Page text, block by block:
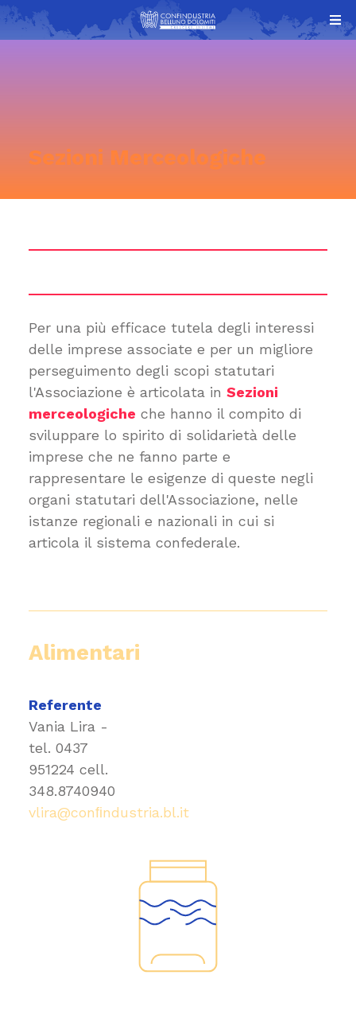
Sezioni Merceologiche
Per una più efficace tutela degli interessi
delle imprese associate e per un migliore
perseguimento degli scopi statutari
l'Associazione è articolata in Sezioni
merceologiche che hanno il compito di
sviluppare lo spirito di solidarietà delle
imprese che ne fanno parte e
rappresentare le esigenze di queste negli
organi statutari dell'Associazione, nelle
istanze regionali e nazionali in cui si
articola il sistema confederale.
Alimentari
Referente
Vania Lira -
tel. 0437
951224 cell.
348.8740940
vlira@conﬁndustria.bl.it